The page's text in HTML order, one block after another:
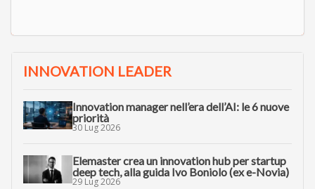
INNOVATION LEADER
Innovation manager nell’era dell’AI: le 6 nuove
priorità
30 Lug 2026
Elemaster crea un innovation hub per startup
deep tech, alla guida Ivo Boniolo (ex e-Novia)
29 Lug 2026